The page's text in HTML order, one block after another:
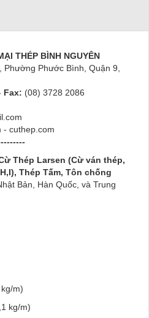
THÉP BÌNH NGUYÊN
Phường Phước Bình, Quận 9,
Fax: (08) 3728 2086
- cuthep.com
Thép Larsen (Cừ ván thép,
Thép Tấm, Tôn chống
Bản, Hàn Quốc, và Trung
m)
kg/m)